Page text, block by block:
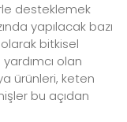
desteklemek
yapılacak bazı
bitkisel
olan
ürünleri, keten
bu açıdan